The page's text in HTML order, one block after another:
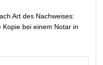
Art des Nachweises:
bei einem Notar in